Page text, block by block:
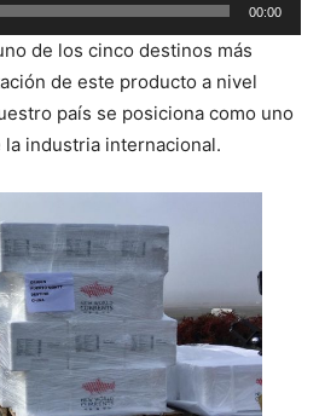
00:00
de los cinco destinos más
de este producto a nivel
país se posiciona como uno
industria internacional.